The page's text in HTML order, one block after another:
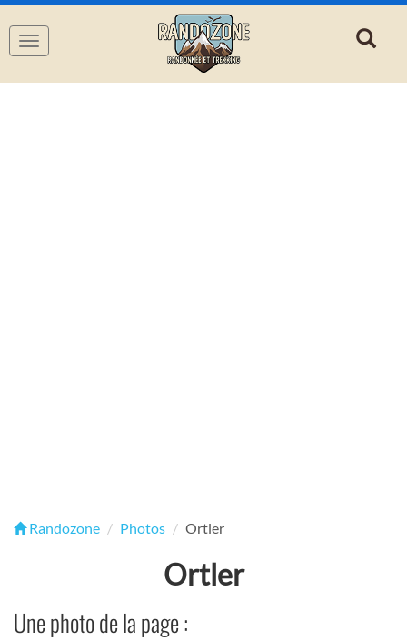
Navigation
Randozone Photos Ortler
Ortler
Une photo de la page :